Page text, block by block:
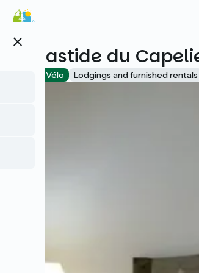
Skip
content
close
La Bastide du
Accueil Vélo Lodgings and furnished rentals